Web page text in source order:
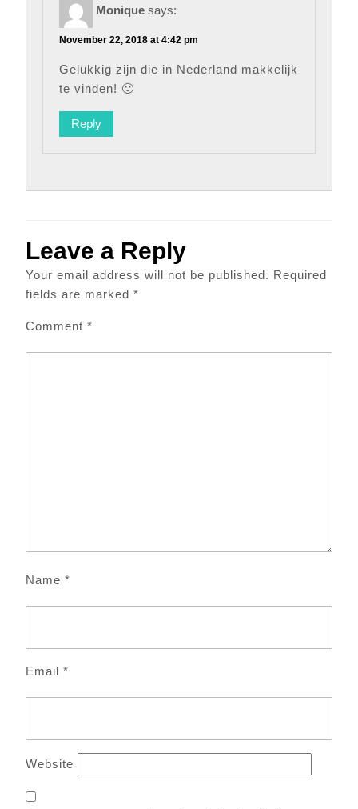
Monique says:
November 22, 2018 at 4:42 pm
Gelukkig zijn die in Nederland makkelijk
te vinden! 🙂
Reply
Leave a Reply
Your email address will not be published. Required
fields are marked *
Comment *
Name *
Email *
Website